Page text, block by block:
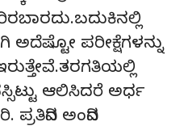
ಅದೆಷ್ಟೋ ಪರೀಕ್ಷೆಗಳನ್ನು
ಆಲಿಸಿದರೆ ಅರ್ಧ
ಪ್ರತಿದಿನ ಅಂದಿನ